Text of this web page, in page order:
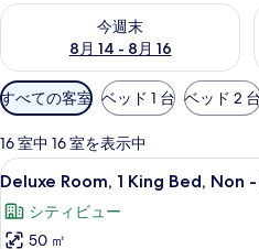
今週末
8月 14 - 8月 16
今週末 8月 14 - 8月 16 の空室状
利
用
可
能
な
客
室
すべての客室 ベッド 1 台 ベッド 2
16 室中 16 室を表示中
Deluxe
Room,
1
7
Deluxe Room, 1 King Bed, Non
シティビュー
50 ㎡